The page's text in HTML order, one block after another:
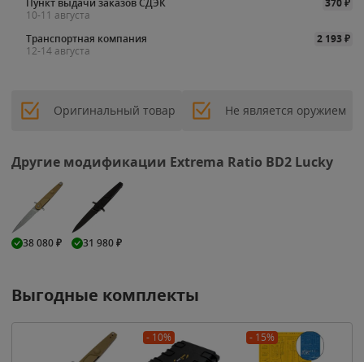
10-11 августа
Транспортная компания
2 193₽
12-14 августа
Оригинальный товар Не является оружием
Другие модификации Extrema Ratio BD2 Lucky
38 080₽ 31 980₽
Выгодные комплекты
- 10% - 15%